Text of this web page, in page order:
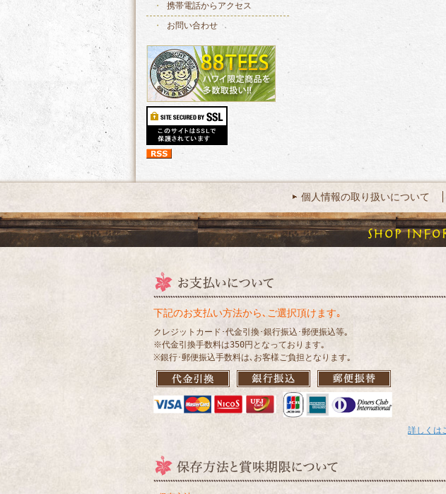
携帯電話からアクセス
お問い合わせ
個人情報の取り扱いについて
下記のお支払い方法から､ご選択頂けます｡
クレジットカード･代金引換･銀行振込･郵便振込等｡
※代金引換手数料は350円となっております｡
※銀行･郵便振込手数料は､お客様ご負担となります｡
詳しくは